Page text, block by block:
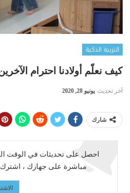
التربية الذكية
كيف نعلّم أولادنا احترام
آخر تحديث يونيو 28, 2020
شارك
احصل على تحديثات في الوقت
مباشرة على جهازك ، اشترك